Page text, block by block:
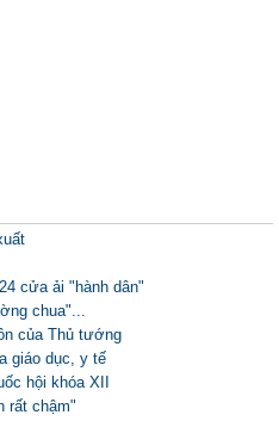
cửa ải "hành dân"
chua"...
của Thủ tướng
giáo dục, y tế
hội khóa XII
rất chậm"